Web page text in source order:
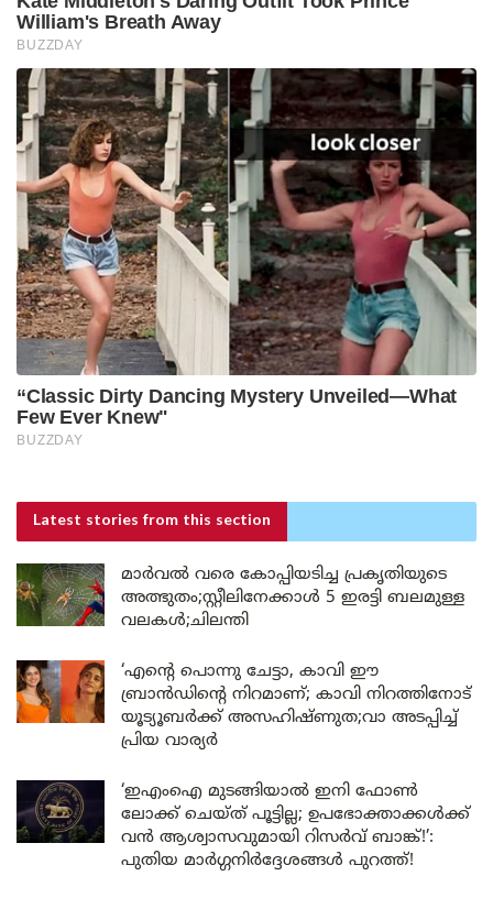
Latest stories from this section
മാർവൽ വരെ കോപ്പിയടിച്ച പ്രകൃതിയുടെ
അത്ഭുതം;സ്റ്റീലിനേക്കാൾ 5 ഇരട്ടി ബലമുള്ള
വലകൾ;ചിലന്തി
‘എന്റെ പൊന്നു ചേട്ടാ, കാവി ഈ
ബ്രാൻഡിന്റെ നിറമാണ്; കാവി നിറത്തിനോട്
യൂട്യൂബർക്ക് അസഹിഷ്ണുത;വാ അടപ്പിച്ച്
പ്രിയ വാര്യർ
‘ഇഎംഐ മുടങ്ങിയാൽ ഇനി ഫോൺ
ലോക്ക് ചെയ്ത് പൂട്ടില്ല; ഉപഭോക്താക്കൾക്ക്
വൻ ആശ്വാസവുമായി റിസർവ് ബാങ്ക്!’:
പുതിയ മാർഗ്ഗനിർദ്ദേശങ്ങൾ പുറത്ത്!